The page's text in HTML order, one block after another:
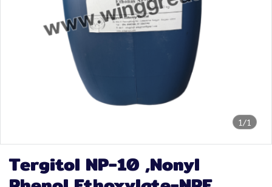
1/1
Tergitol NP-10 ,Nonyl